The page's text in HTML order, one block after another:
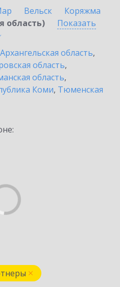
Вельск
Коряжма
область)
Показать
Архангельская область,
область,
область,
Коми, Тюменская